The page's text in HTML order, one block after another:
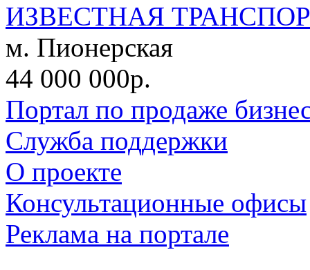
ИЗВЕСТНАЯ
м. Пионерская
44 000 000р.
Портал по продаже
Служба поддержки
О проекте
Консультационные офисы
Реклама на портале